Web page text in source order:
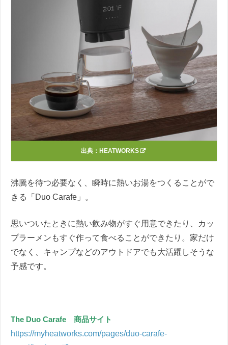
出典： HEATWORKS
沸騰を待つ必要なく、瞬時に熱いお湯をつくることがで
きる「Duo Carafe」。
思いついたときに熱い飲み物がすぐ用意できたり、カッ
プラーメンもすぐ作って食べることができたり。家だけ
でなく、キャンプなどのアウトドアでも大活躍しそうな
予感です。
The Duo Carafe 商品サイト
https://myheatworks.com/pages/duo-carafe-